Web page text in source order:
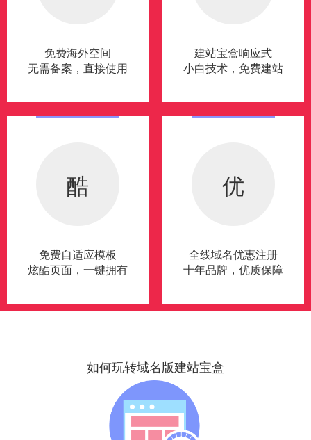
免费海外空间
无需备案，直接使用
建站宝盒响应式
小白技术，免费建站
酷
免费自适应模板
炫酷页面，一键拥有
优
全线域名优惠注册
十年品牌，优质保障
如何玩转域名版建站宝盒